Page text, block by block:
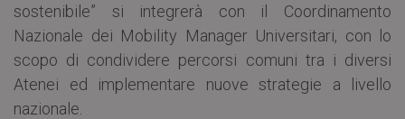
sostenibile” si integrerà con il Coordinamento
Nazionale dei Mobility Manager Universitari, con lo
scopo di condividere percorsi comuni tra i diversi
Atenei ed implementare nuove strategie a livello
nazionale.